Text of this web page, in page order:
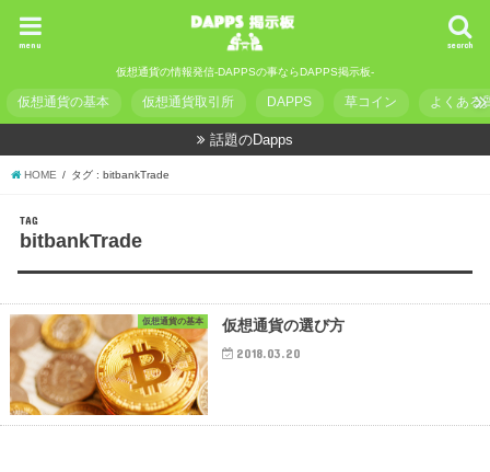
仮想通貨の情報発信-DAPPSの事ならDAPPS掲示板-
search
menu
仮想通貨の基本 仮想通貨取引所 DAPPS 草コイン よくある
話題のDapps
HOME タグ : bitbankTrade
TAG
bitbankTrade
仮想通貨の基本 仮想通貨の選び方
2018.03.20